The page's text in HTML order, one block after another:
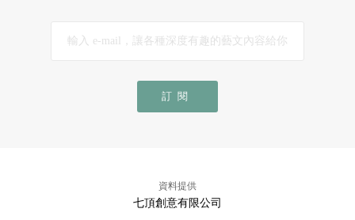
訂閱
資料提供
七頂創意有限公司